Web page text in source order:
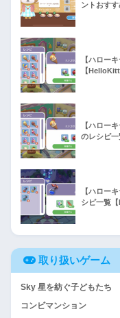
ントおす
【ハロー
【
【ハロー
のレシピ
【ハロー
シピ一覧
取り扱いゲーム
Sky 星を紡ぐ子どもたち
コンビマンション